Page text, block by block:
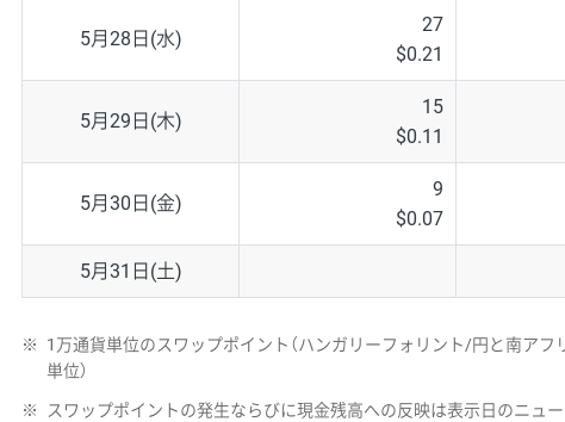
5月28日(水)
27
$0.21
5月29日(木)
15
$0.11
5月30日(金)
9
$0.07
5月31日(土)
※
1万通貨単位のスワップポイント（ハンガリーフォリント/円と南ア
単位）
※ スワップポイントの発生ならびに現金残高への反映は表示日のニュ